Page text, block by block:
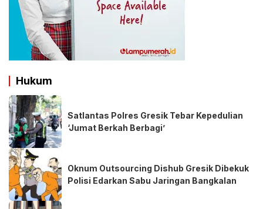
Hukum
Satlantas Polres Gresik Tebar Kepedulian
‘Jumat Berkah Berbagi’
Oknum Outsourcing Dishub Gresik Dibekuk
Polisi Edarkan Sabu Jaringan Bangkalan